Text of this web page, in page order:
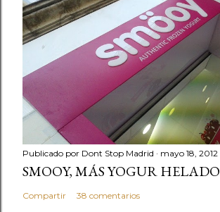
Publicado por Dont Stop Madrid mayo 18, 2012
SMOOY, MÁS YOGUR HELADO
Compartir 38 comentarios